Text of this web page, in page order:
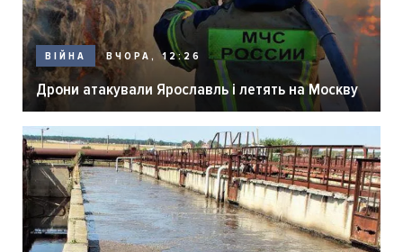
ВІЙНА ВЧОРА, 12:26
Дрони атакували Ярославль і летять на Москву